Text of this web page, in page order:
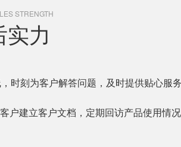
STRENGTH
实力
时刻为客户解答问题，及时提供贴心服
户建立客户文档，定期回访产品使用情